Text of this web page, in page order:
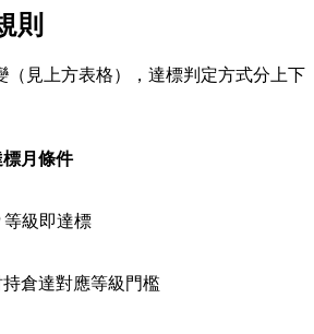
則
（見上方表格），達標判定方式分上下
標月條件
等級即達標
倉達對應等級門檻